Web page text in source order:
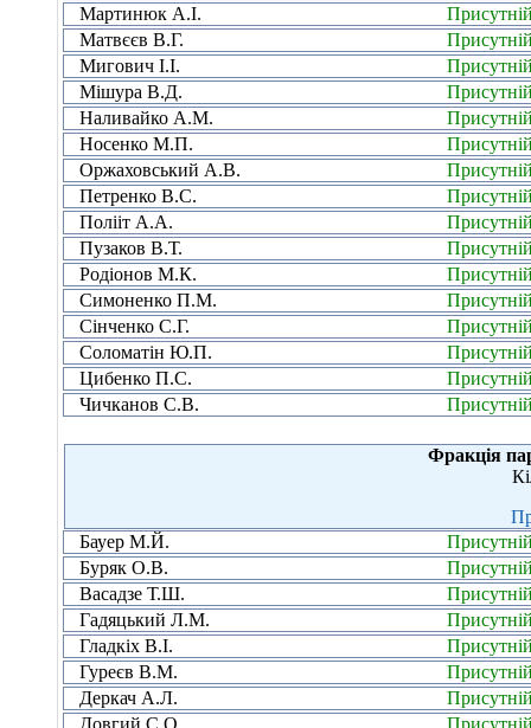
Мартинюк А.І.
Матвєєв В.Г.
Мигович І.І.
Мішура В.Д.
Наливайко А.М.
Носенко М.П.
Оржаховський А.В.
Петренко В.С.
Полііт А.А.
Пузаков В.Т.
Родіонов М.К.
Симоненко П.М.
Сінченко С.Г.
Соломатін Ю.П.
Цибенко П.С.
Чичканов С.В.
Фракція
Бауер М.Й.
Буряк О.В.
Васадзе Т.Ш.
Гадяцький Л.М.
Гладкіх В.І.
Гуреєв В.М.
Деркач А.Л.